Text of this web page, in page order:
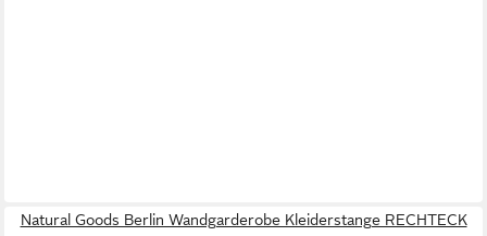
Natural Goods Berlin Wandgarderobe Kleiderstange RECHTECK